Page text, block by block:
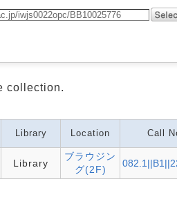
collection.
Library Location Call
Library
ブラウジン
グ(2F)